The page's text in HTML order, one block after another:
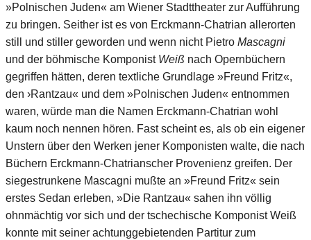
»Polnischen Juden« am Wiener Stadttheater zur Aufführung
zu bringen. Seither ist es von Erckmann-Chatrian allerorten
still und stiller geworden und wenn nicht Pietro Mascagni
und der böhmische Komponist Weiß nach Opernbüchern
gegriffen hätten, deren textliche Grundlage »Freund Fritz«,
den ›Rantzau« und dem »Polnischen Juden« entnommen
waren, würde man die Namen Erckmann-Chatrian wohl
kaum noch nennen hören. Fast scheint es, als ob ein eigener
Unstern über den Werken jener Komponisten walte, die nach
Büchern Erckmann-Chatrianscher Provenienz greifen. Der
siegestrunkene Mascagni mußte an »Freund Fritz« sein
erstes Sedan erleben, »Die Rantzau« sahen ihn völlig
ohnmächtig vor sich und der tschechische Komponist Weiß
konnte mit seiner achtunggebietenden Partitur zum